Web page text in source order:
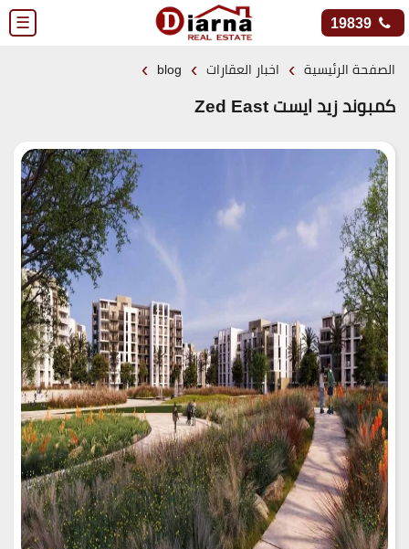
☰ 19839
الصفحة الرئيسية › اخبار العقارات ›
blog
›
كمبوند زيد ايست Zed East